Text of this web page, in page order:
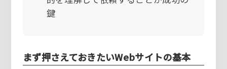
鍵
まず押さえておきたいWebサイトの基本